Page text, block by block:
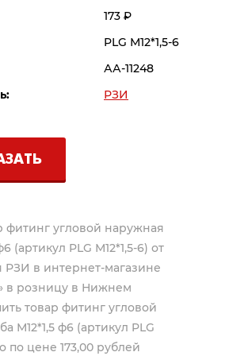
173 Р
PLG М12*1,5-6
АА-11248
РЗИ
фитинг угловой наружная
(артикул PLG М12*1,5-6) от
РЗИ в интернет-магазине
в розницу в Нижнем
товар фитинг угловой
М12*1,5 ф6 (артикул PLG
по цене 173,00 рублей